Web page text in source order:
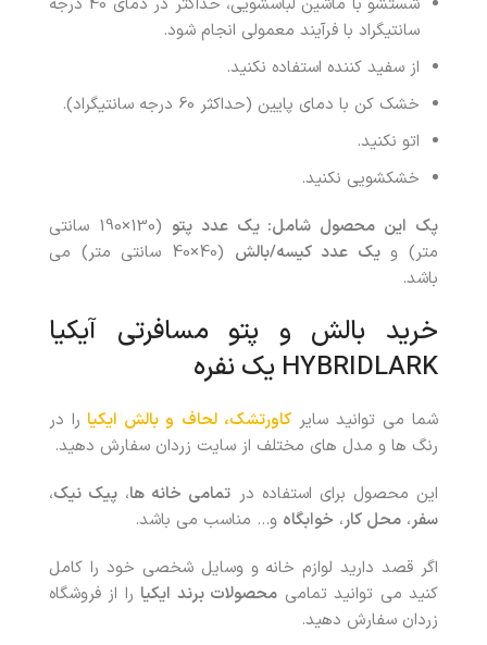
سانتیگراد با فرآیند معمولی انجام شود.
از سفید کننده استفاده نکنید.
خشک کن با دمای پایین (حداکثر 60 درجه سانتیگراد).
اتو نکنید.
خشکشویی نکنید.
پک این محصول شامل:یک عدد پتو
(130×190 سانتی
متر) ویک عدد کیسه/بالش
(40×40 سانتی متر) می
باشد.
خرید بالش و پتو مسافرتی آیکیا
HYBRIDLARK یک نفره
شما می توانید سایرکاورتشک، لحاف و بالش ایکیا را در
رنگ ها و مدل های مختلف از سایت زردان سفارش دهید.
این محصول برای استفاده در تمامی خانه ها، پیک نیک،
سفر، محل کار، خوابگاه و… مناسب می باشد.
اگر قصد دارید لوازم خانه و وسایل شخصی خود را کامل
کنید می توانید تمامی محصولات برند ایکیا را از فروشگاه
زردان سفارش دهید.